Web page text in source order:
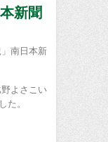
新聞
南日本新
よさこい
た。